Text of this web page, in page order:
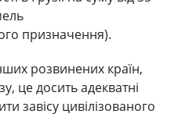
призначення).
розвинених країн,
це досить адекватні
завісу цивілізованого